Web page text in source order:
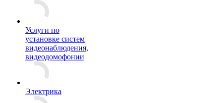
Услуги по
установке систем
видеонаблюдения,
видеодомофонии
Электрика